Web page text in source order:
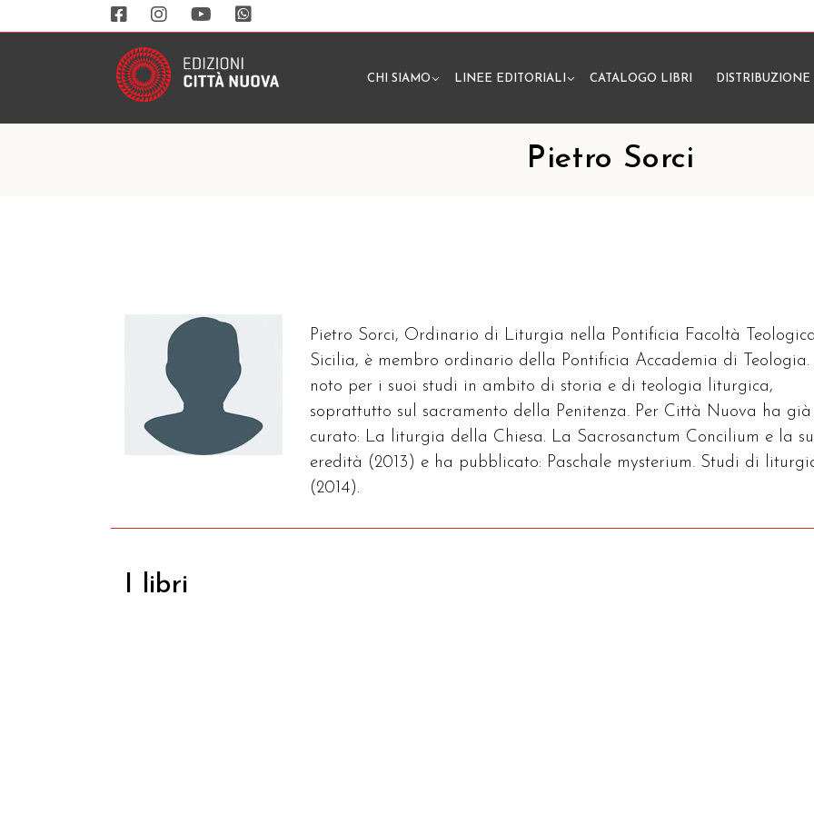
CHI SIAMO LINEE EDITORIALI CATALOGO LIBRI DISTRIBUZIONE
Pietro Sorci
Pietro Sorci, Ordinario di Liturgia nella Pontificia Facoltà
Sicilia, è membro ordinario della Pontificia Accademia di Teologia.
noto per i suoi studi in ambito di storia e di teologia liturgica,
soprattutto sul sacramento della Penitenza. Per Città Nuova ha già
curato: La liturgia della Chiesa. La Sacrosanctum Concilium e la
eredità (2013) e ha pubblicato: Paschale mysterium. Studi di
(2014).
I libri